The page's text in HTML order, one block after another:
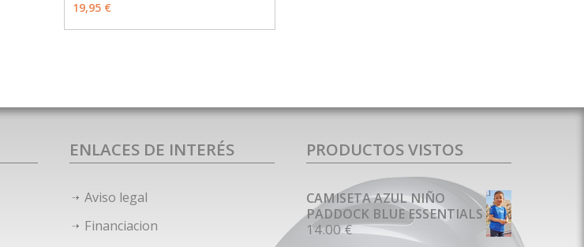
19,95 €
ENLACES DE INTERÉS
Aviso legal
Financiacion
PRODUCTOS VISTOS
CAMISETA AZUL NIÑO
PADDOCK BLUE ESSENTIALS
14.00 €